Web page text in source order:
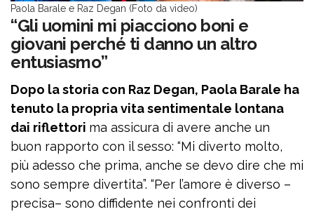
Paola Barale e Raz Degan (Foto da video)
“Gli uomini mi piacciono boni e
giovani perché ti danno un altro
entusiasmo”
Dopo la storia con Raz Degan, Paola Barale ha
tenuto la propria vita sentimentale lontana
dai riflettori ma assicura di avere anche un
buon rapporto con il sesso: “Mi diverto molto,
più adesso che prima, anche se devo dire che mi
sono sempre divertita”. “Per l’amore è diverso –
precisa– sono diffidente nei confronti dei